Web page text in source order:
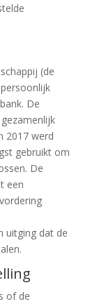
(de
De
2017 werd
gebruikt om
De
een
uitging dat de
of de